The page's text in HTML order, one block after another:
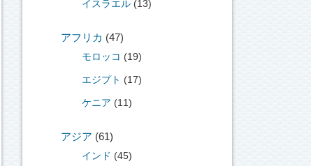
イスラエル (13)
アフリカ (47)
モロッコ (19)
エジプト (17)
ケニア (11)
アジア (61)
インド (45)